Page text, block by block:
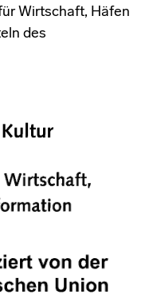
Wirtschaft, Häfen
des